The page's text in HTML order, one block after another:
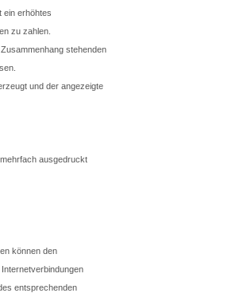
ein erhöhtes
zu zahlen.
stehenden
und der angezeigte
ausgedruckt
können den
entsprechenden